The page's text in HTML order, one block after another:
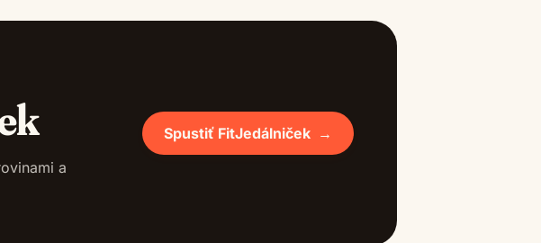
a
Spustiť FitJedálniček →